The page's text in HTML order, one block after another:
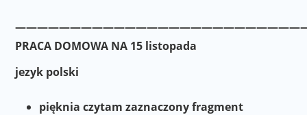
PRACA DOMOWA NA 15 listopada
jezyk polski
pięknia czytam zaznaczony fragment